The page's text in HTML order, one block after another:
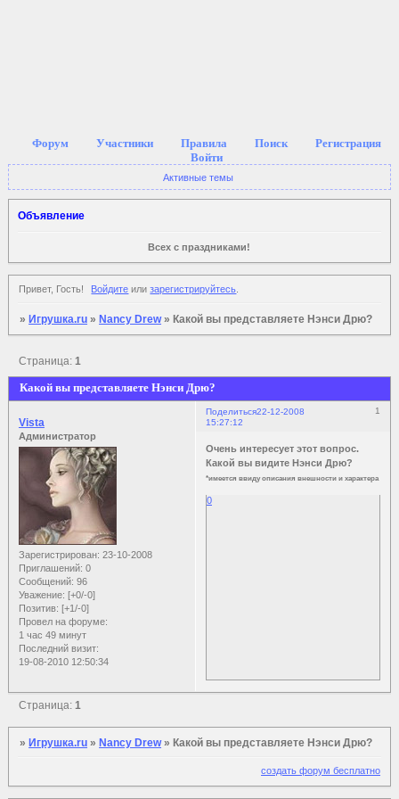
Форум Участники Правила Поиск
Регистрация
Войти
Активные темы
Объявление
Всех с праздниками!
Привет, Гость! Войдите илизарегистрируйтесь
»Игрушка.ru »Nancy Drew »Какой вы представляете Нэнси Дрю?
Какой вы представляете Нэнси Дрю?
Страница: 1
Поделиться 1
22-12-2008
15:27:12
Vista
Администратор
Зарегистрирован: 23-10-2008
Приглашений: 0
Сообщений: 96
Уважение: [+0/-0]
Позитив: [+1/-0]
Провел на форуме:
1 час 49 минут
Последний визит:
19-08-2010 12:50:34
Очень интересует этот вопрос.
Какой вы видите Нэнси Дрю?
*имеется ввиду описания внешности и характера
0
Страница:1
» Игрушка.ru » Nancy Drew » Какой вы представляете Нэнси Дрю?
создать форум бесплатно